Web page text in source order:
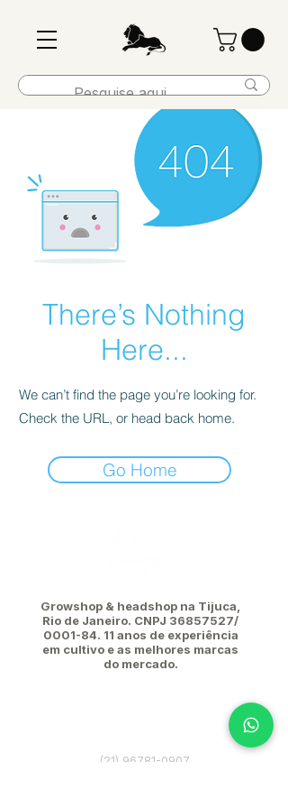
There’s Nothing
Here...
We can’t find the page you’re looking for.
Check the URL, or head back home.
Go Home
Growshop & headshop na Tijuca,
Rio de Janeiro. CNPJ 36857527/
0001-84. 11 anos de experiência
em cultivo e as melhores marcas
do mercado.
(21) 96781-0907